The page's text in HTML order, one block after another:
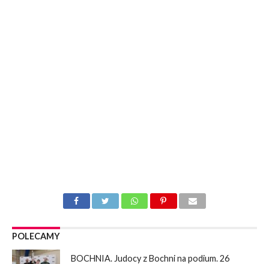
POLECAMY
BOCHNIA. Judocy z Bochni na podium. 26